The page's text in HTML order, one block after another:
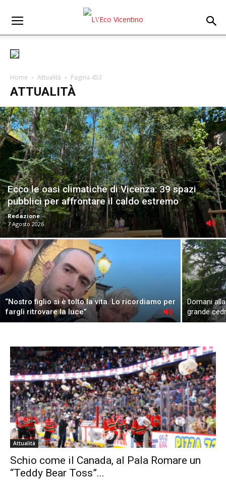
Home Attualità Pagina 453
ATTUALITÀ
Ecco le oasi climatiche di Vicenza: 39 spazi
pubblici per affrontare il caldo estremo
Redazione -
7 Agosto 2026
“Nostro figlio si è tolto la vita. Lo ricordiamo per
fargli ritrovare la luce”
Domani
grande
Attualità
Schio come il Canada, al Pala Romare un
“Teddy Bear Toss”...